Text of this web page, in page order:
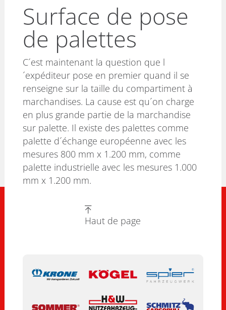
Surface de pose
de palettes
C´est maintenant la question que l
´expéditeur pose en premier quand il se
renseigne sur la taille du compartiment à
marchandises. La cause est qu´on charge
en plus grande partie de la marchandise
sur palette. Il existe des palettes comme
palette d´échange européenne avec les
mesures 800 mm x 1.200 mm, comme
palette industrielle avec les mesures 1.000
mm x 1.200 mm.
Haut de page